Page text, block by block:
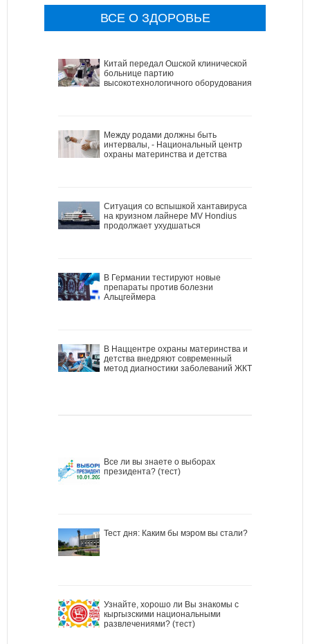
ВСЕ О ЗДОРОВЬЕ
Китай передал Ошской клинической
больнице партию
высокотехнологичного оборудования
Между родами должны быть
интервалы, - Национальный центр
охраны материнства и детства
Ситуация со вспышкой хантавируса
на круизном лайнере MV Hondius
продолжает ухудшаться
В Германии тестируют новые
препараты против болезни
Альцгеймера
В Наццентре охраны материнства и
детства внедряют современный
метод диагностики заболеваний ЖКТ
Все ли вы знаете о выборах
президента? (тест)
Тест дня: Каким бы мэром вы стали?
Узнайте, хорошо ли Вы знакомы с
кыргызскими национальными
развлечениями? (тест)